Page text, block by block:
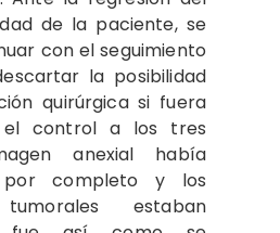
de la paciente, se
con el seguimiento
la posibilidad
quirúrgica si fuera
el control a los tres
anexial había
por completo y los
estaban